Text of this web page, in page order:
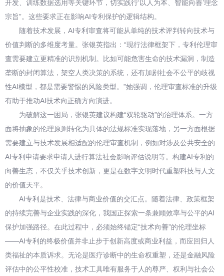
开发、训练数据选用等关键环节，切实践行‘以人为本、智能向善’理念
宗旨”。这些要求正在影响AI专利保护的逻辑结构。
随着技术发展，AI专利审查将可能从单纯的技术评判转向技术与
价值判断的多维度考量。张银英指出：“现行法律框架下，专利伦理审
查需要建立更精准的识别机制。比如可能危害生命的技术漏洞，制造
垄断的封闭算法，架空人类决策的系统，还有加剧社会不公平的歧视
性AI模型，都是需要警惕的风险类型。”她强调，伦理审查标准的升级
有助于推动AI技术向正确方向演进。
为破解这一困局，张银英建议构建“双轮驱动”的治理体系。一方
面将抽象的伦理原则转化为具体的法规标准实现落地，另一方面根据
需要建立与技术发展相适配的伦理审查机制，例如对涉及公共安全的
AI专利申请要求申请人进行算法社会影响评估说明等。构建AI专利的
向善生态，不仅关乎技术创新，更是在数字文明时代重塑科技与人文
的价值天平。
AI专利是技术、法律与商业价值的交汇点。随着法律、政策框架
的持续完善与企业实践的深化，我国正探索一条兼顾效率与公平的AI
保护加强路径。在此过程中，必须始终锚定“技术向善”的伦理坐标
——AI专利的终极价值并非止步于创新高度或商业利益，而应回归人
类福祉的本质诉求。无论是医疗诊断中的生命权重塑，还是金融风险
评估中的公平性校准，技术工具唯有服务于人的尊严、权利与社会公